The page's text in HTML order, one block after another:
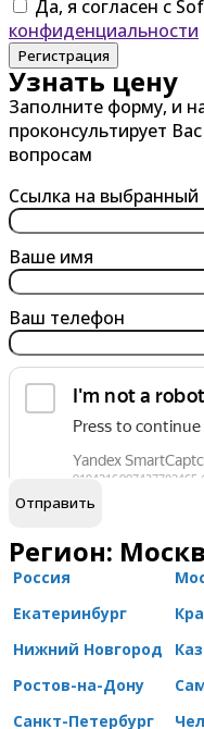
Да, я согласен с
конфиденциальности
Регистрация
Узнать цену
Заполните форму, и
проконсультирует
вопросам
Ссылка на выбранный
Ваше имя
Ваш телефон
Я согласен наобработку
Регион:
Россия
Екатеринбург
Нижний Новгород
Ростов-на-Дону
Санкт-Петербург